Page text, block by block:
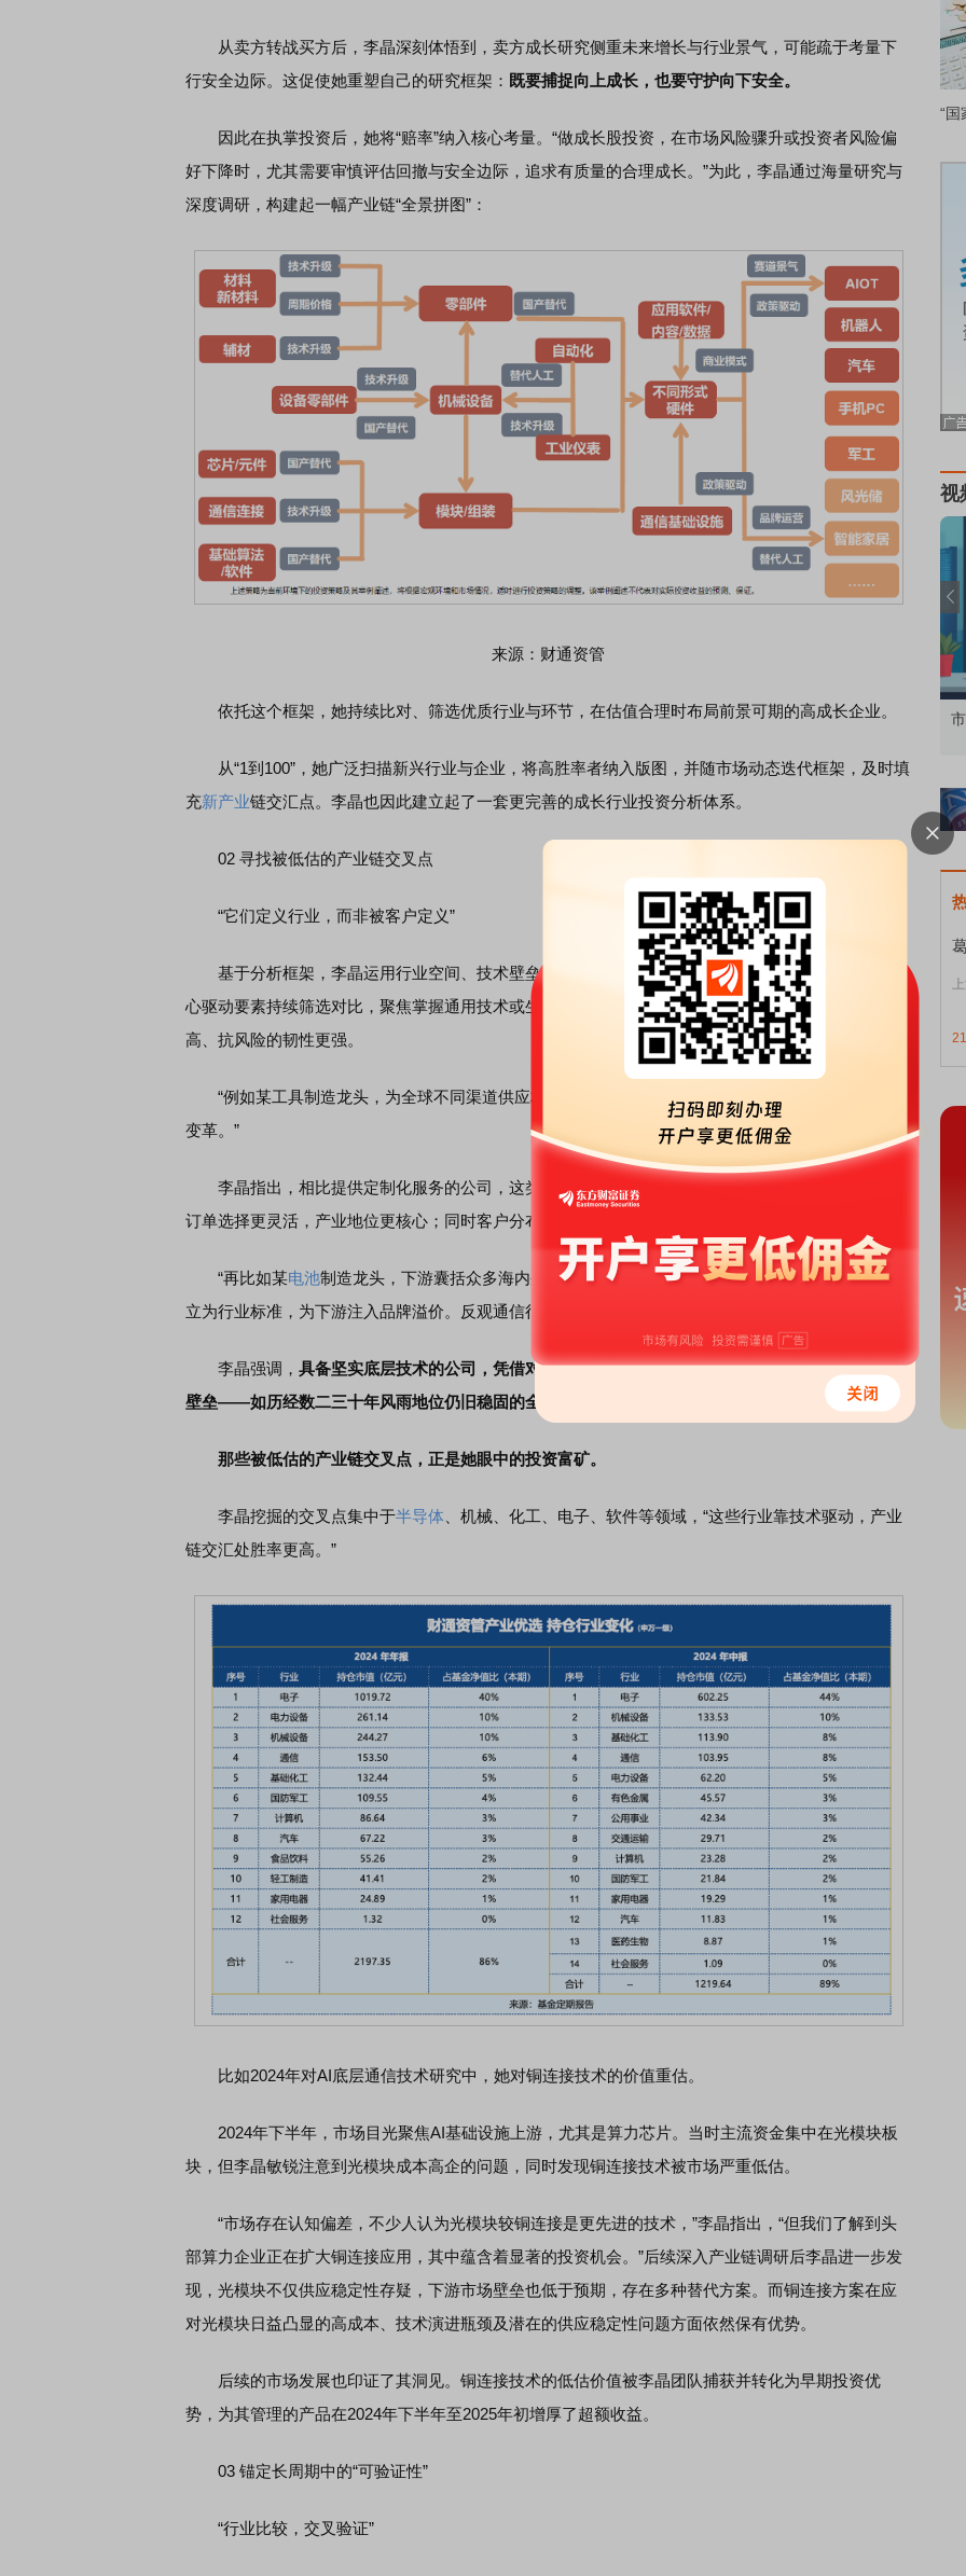
从卖方转战买方后，李晶深刻体悟到，卖方成长研究侧重未来增长与行业景气，可能疏于考量下
行安全边际。这促使她重塑自己的研究框架： 既要捕捉向上成长，也要守护向下安全。
因此在执掌投资后，她将“赔率”纳入核心考量。“做成长股投资，在市场风险骤升或投资者风险偏
好下降时，尤其需要审慎评估回撤与安全边际，追求有质量的合理成长。”为此，李晶通过海量研究与
深度调研，构建起一幅产业链“全景拼图”：
来源：财通资管
依托这个框架，她持续比对、筛选优质行业与环节，在估值合理时布局前景可期的高成长企业。
从“1到100”，她广泛扫描新兴行业与企业，将高胜率者纳入版图，并随市场动态迭代框架，及时填
充新产业链交汇点。李晶也因此建立起了一套更完善的成长行业投资分析体系。
02 寻找被低估的产业链交叉点
“它们定义行业，而非被客户定义”
基于分析框架，李晶运用行业空间、技术壁垒、商业模式、盈利能力、国产替代、政策驱动等核
心驱动要素持续筛选对比，聚焦掌握通用技术或生产标准化产品的企业。这类公司在她看来胜率更
高、抗风险的韧性更强。
“例如某工具制造龙头，为全球不同渠道供应标准化电动工具，甚至能引领客户的产品形态与技术
变革。”
李晶指出，相比提供定制化服务的公司，这类企业优势显著：ROE整体更高，技术话语权更强，
订单选择更灵活，产业地位更核心；同时客户分布多元，单一客户的景气波动冲击有限。
“再比如某电池制造龙头，下游囊括众多海内外车企，任一品牌热销皆能惠及它。其技术甚至被确
立为行业标准，为下游注入品牌溢价。反观通信行业上游，核心客户高度重叠，议价能力自然受限。”
李晶强调， 具备坚实底层技术的公司，凭借对创新与产业跃迁的敏锐触角，更能够构筑市场独占
壁垒——如历经数二三十年风雨地位仍旧稳固的全球芯片巨头。
那些被低估的产业链交叉点，正是她眼中的投资富矿。
李晶挖掘的交叉点集中于半导体 、机械、化工、电子、软件等领域，“这些行业靠技术驱动，产业
链交汇处胜率更高。”
比如2024年对AI底层通信技术研究中，她对铜连接技术的价值重估。
2024年下半年，市场目光聚焦AI基础设施上游，尤其是算力芯片。当时主流资金集中在光模块板
块，但李晶敏锐注意到光模块成本高企的问题，同时发现铜连接技术被市场严重低估。
“市场存在认知偏差，不少人认为光模块较铜连接是更先进的技术，”李晶指出，“但我们了解到头
部算力企业正在扩大铜连接应用，其中蕴含着显著的投资机会。”后续深入产业链调研后李晶进一步发
现，光模块不仅供应稳定性存疑，下游市场壁垒也低于预期，存在多种替代方案。而铜连接方案在应
对光模块日益凸显的高成本、技术演进瓶颈及潜在的供应稳定性问题方面依然保有优势。
后续的市场发展也印证了其洞见。铜连接技术的低估价值被李晶团队捕获并转化为早期投资优
势，为其管理的产品在2024年下半年至2025年初增厚了超额收益。
03 锚定长周期中的“可验证性”
“行业比较，交叉验证”
“国
视
连线｜东方财富证券陈果：A股再平衡的
债券知识通识：从基础认知到特色品种 了解北交所知识 做理性投资者